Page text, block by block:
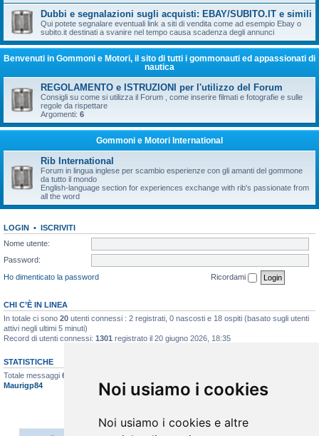
Noi usiamo i cookies
Noi usiamo i cookies e altre
Dubbi e segnalazioni sugli acquisti: EBAY/SUBITO.IT e simili
Qui potete segnalare eventuali link a siti di vendita come ad esempio Ebay o
subito.it destinati a svanire nel tempo causa scadenza degli annunci
Benvenuti in Gommoni e Motori, il sito di tutti i gommonauti ed appassionati di
nautica
REGOLAMENTO e ISTRUZIONI per l'utilizzo del Forum
Consigli su come si utilizza il Forum , come inserire filmati e fotografie e sulle
regole da rispettare
Argomenti: 6
Gommoni e Motori International
Rib International
Forum in lingua inglese per scambio esperienze con gli amanti del gommone
da tutto il mondo
English-language section for experiences exchange with rib's passionate from
all the word
LOGIN •
ISCRIVITI
Nome utente:
Password:
Ho dimenticato la password
Ricordami
CHI C’È IN LINEA
In totale ci sono 20 utenti connessi : 2 registrati, 0 nascosti e 18 ospiti (basato sugli utenti
attivi negli ultimi 5 minuti)
Record di utenti connessi: 1301 registrato il 20 giugno 2026, 18:35
STATISTICHE
Totale messaggi 6627
Maurigp84